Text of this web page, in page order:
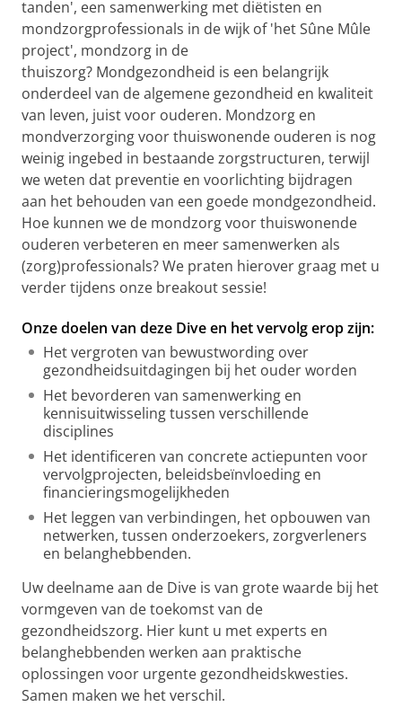
tanden', een samenwerking met diëtisten en
mondzorgprofessionals in de wijk of 'het Sûne Mûle
project', mondzorg in de
thuiszorg? Mondgezondheid is een belangrijk
onderdeel van de algemene gezondheid en kwaliteit
van leven, juist voor ouderen. Mondzorg en
mondverzorging voor thuiswonende ouderen is nog
weinig ingebed in bestaande zorgstructuren, terwijl
we weten dat preventie en voorlichting bijdragen
aan het behouden van een goede mondgezondheid.
Hoe kunnen we de mondzorg voor thuiswonende
ouderen verbeteren en meer samenwerken als
(zorg)professionals? We praten hierover graag met u
verder tijdens onze breakout sessie!
Onze doelen van deze Dive en het vervolg erop zijn:
Het vergroten van bewustwording over
gezondheidsuitdagingen bij het ouder worden
Het bevorderen van samenwerking en
kennisuitwisseling tussen verschillende
disciplines
Het identificeren van concrete actiepunten voor
vervolgprojecten, beleidsbeïnvloeding en
financieringsmogelijkheden
Het leggen van verbindingen, het opbouwen van
netwerken, tussen onderzoekers, zorgverleners
en belanghebbenden.
Uw deelname aan de Dive is van grote waarde bij het
vormgeven van de toekomst van de
gezondheidszorg. Hier kunt u met experts en
belanghebbenden werken aan praktische
oplossingen voor urgente gezondheidskwesties.
Samen maken we het verschil.